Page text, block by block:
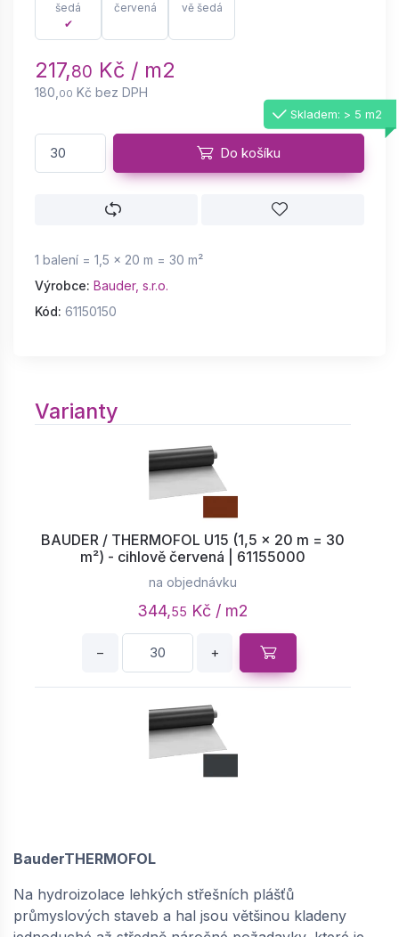
šedá
✔
červená
vě šedá
217,80 Kč / m2
180, 00 Kč bez DPH
Skladem: > 5 m2
Do košíku
1 balení = 1,5 × 20 m = 30 m²
Výrobce: Bauder, s.r.o.
Kód: 61150150
Varianty
BAUDER / THERMOFOL U15 (1,5 × 20 m = 30
m²) - cihlově červená | 61155000
na objednávku
344,55 Kč / m2
− +
344,
− +
BauderTHERMOFOL
Na hydroizolace lehkých střešních plášťů
průmyslových staveb a hal jsou většinou kladeny